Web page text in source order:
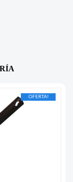
OFERTA!